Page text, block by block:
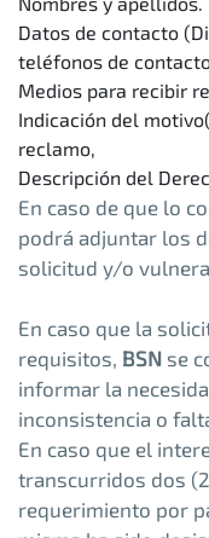
Datos de contacto
teléfonos de
Medios para recibir
Indicación del
reclamo,
Descripción del
En caso de que lo
podrá adjuntar los
solicitud y/o
En caso que la
requisitos, BSN se
informar la
inconsistencia o
En caso que el
transcurridos dos
requerimiento por